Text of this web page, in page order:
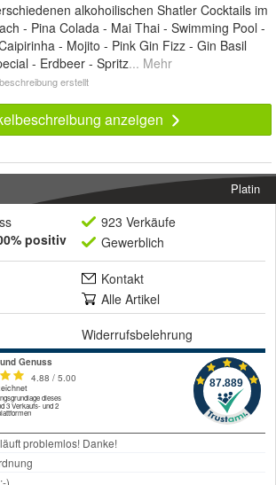
alkohoilischen Shatler Cocktails im
- Pina Colada - Mai Thai - Swimming Pool -
- Mojito - Pink Gin Fizz - Gin Basil
- Erdbeer - Spritz... Mehr
erstellt
anzeigen
Platin
positiv
923 Verkäufe
Gewerblich
Kontakt
Alle Artikel
Widerrufsbelehrung